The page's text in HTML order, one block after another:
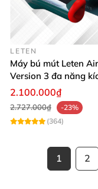
LETEN
Máy bú mút Leten Air
Version 3 đa năng
thích cực đỉnh
2.100.000₫
2.727.000₫
-23%
(364)
1 2